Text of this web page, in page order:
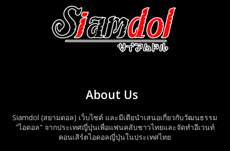
About Us
Siamdol (สยามดอล) เว็บไซต์ และมีเดียนำเสนอเกี่ยวกับวัฒนธรรม
"ไอดอล" จากประเทศญี่ปุ่นเพื่อแฟนคลับชาวไทยและจัดทำอีเวนท์
คอนเสิร์ตไอดอลญี่ปุ่นในประเทศไทย